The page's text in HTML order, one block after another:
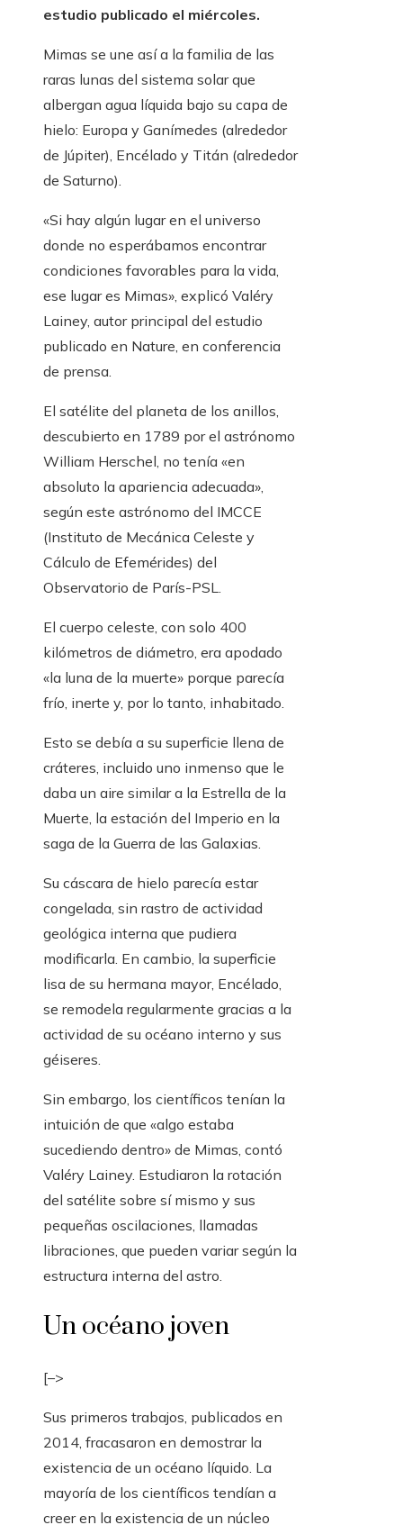
estudio publicado el miércoles.
Mimas se une así a la familia de las
raras lunas del sistema solar que
albergan agua líquida bajo su capa de
hielo: Europa y Ganímedes (alrededor
de Júpiter), Encélado y Titán (alrededor
de Saturno).
«Si hay algún lugar en el universo
donde no esperábamos encontrar
condiciones favorables para la vida,
ese lugar es Mimas», explicó Valéry
Lainey, autor principal del estudio
publicado en Nature, en conferencia
de prensa.
El satélite del planeta de los anillos,
descubierto en 1789 por el astrónomo
William Herschel, no tenía «en
absoluto la apariencia adecuada»,
según este astrónomo del IMCCE
(Instituto de Mecánica Celeste y
Cálculo de Efemérides) del
Observatorio de París-PSL.
El cuerpo celeste, con solo 400
kilómetros de diámetro, era apodado
«la luna de la muerte» porque parecía
frío, inerte y, por lo tanto, inhabitado.
Esto se debía a su superficie llena de
cráteres, incluido uno inmenso que le
daba un aire similar a la Estrella de la
Muerte, la estación del Imperio en la
saga de la Guerra de las Galaxias.
Su cáscara de hielo parecía estar
congelada, sin rastro de actividad
geológica interna que pudiera
modificarla. En cambio, la superficie
lisa de su hermana mayor, Encélado,
se remodela regularmente gracias a la
actividad de su océano interno y sus
géiseres.
Sin embargo, los científicos tenían la
intuición de que «algo estaba
sucediendo dentro» de Mimas, contó
Valéry Lainey. Estudiaron la rotación
del satélite sobre sí mismo y sus
pequeñas oscilaciones, llamadas
libraciones, que pueden variar según la
estructura interna del astro.
Un océano joven
[–>
Sus primeros trabajos, publicados en
2014, fracasaron en demostrar la
existencia de un océano líquido. La
mayoría de los científicos tendían a
creer en la existencia de un núcleo